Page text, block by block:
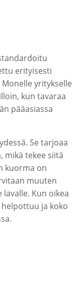
erityisesti
yritykselle
kun tavaraa
pääasiassa
Se tarjoaa
mikä tekee siitä
kuorma on
muuten
Kun oikea
ja koko